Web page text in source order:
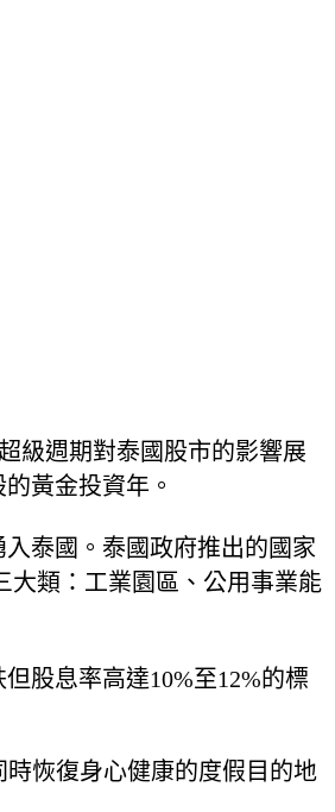
級週期對泰國股市的影響展
黃金投資年。
泰國。泰國政府推出的國家
大類：工業園區、公用事業能
股息率高達10%至12%的標
恢復身心健康的度假目的地